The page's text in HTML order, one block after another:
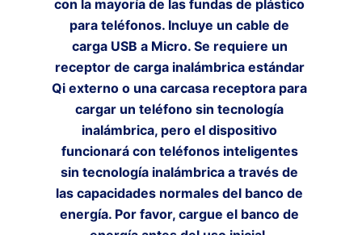
con la mayoría de las fundas de plástico
para teléfonos. Incluye un cable de
carga USB a Micro. Se requiere un
receptor de carga inalámbrica estándar
Qi externo o una carcasa receptora para
cargar un teléfono sin tecnología
inalámbrica, pero el dispositivo
funcionará con teléfonos inteligentes
sin tecnología inalámbrica a través de
las capacidades normales del banco de
energía. Por favor, cargue el banco de